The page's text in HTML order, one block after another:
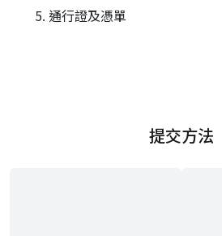
通行證及憑單
提交方法